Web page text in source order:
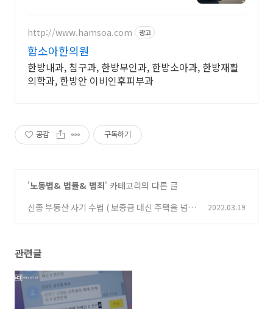
http://www.hamsoa.com 광고
함소아한의원
한방내과, 침구과, 한방부인과, 한방소아과, 한방재활
의학과, 한방안 이비인후피부과
공감 구독하기
'노동법& 법률& 범죄' 카테고리의 다른 글
신종 부동산 사기 수법 ( 보증금 대신 주택을 넘기
2022.03.19
관련글